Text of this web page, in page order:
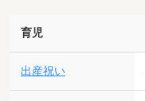
育児
出産祝い